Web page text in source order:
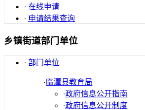
· 在线申请
· 申请结果查询
乡镇街道部门单位
· 部门单位
· 临潭县教育局
·政府信息公开指南
·政府信息公开制度